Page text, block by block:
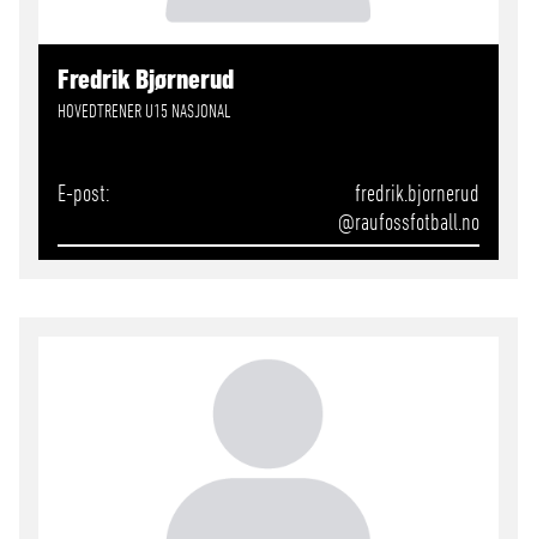
Fredrik Bjørnerud
HOVEDTRENER U15 NASJONAL
E-post
fredrik.bjornerud
@raufossfotball.no